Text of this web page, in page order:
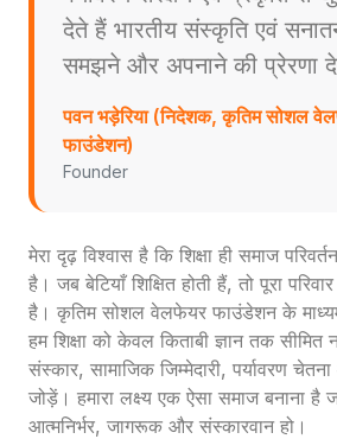
देते हैं भारतीय संस्कृति एवं
समझने और अपनाने की प्रेरणा
पवन भड़ेरिया (निदेशक, कृतिम सोशल
फाउंडेशन)
Founder
मेरा दृढ़ विश्वास है कि शिक्षा ही समाज
है। जब बेटियाँ शिक्षित होती हैं, तो पूरा
है। कृतिम सोशल वेलफेयर फाउंडेशन के
हम शिक्षा को केवल किताबी ज्ञान तक
संस्कार, सामाजिक जिम्मेदारी, पर्यावरण
जोड़ें। हमारा लक्ष्य एक ऐसा समाज बनाना है
आत्मनिर्भर, जागरूक और संस्कारवान हो।